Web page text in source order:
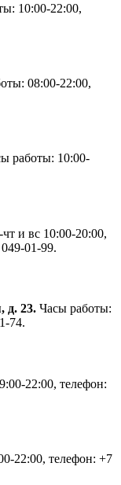
10:00-22:00,
08:00-22:00,
работы: 10:00-
и вс 10:00-20:00,
01-99.
д. 23. Часы работы:
74.
22:00, телефон:
22:00, телефон: +7